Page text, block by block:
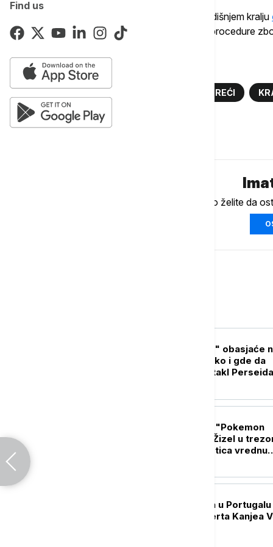
Find us
U februaru je palata saopštila da je 75-godišnjem kralju
je otkriven u testovima nakon korektivne procedure
Više o...
KRALJ ČARLS TREĆI
Ukoliko želite da
"Zvezde padalice" obasjaće
narednih dana: Kako i gde da
posmatrate spektakl Perseida
Ko je misteriozna "Pokemon
princeza": Jolina Žizel u
čuva kolekciju kartica vrednu
Ambasada Izraela u
otkazivanje koncerta Kanjea